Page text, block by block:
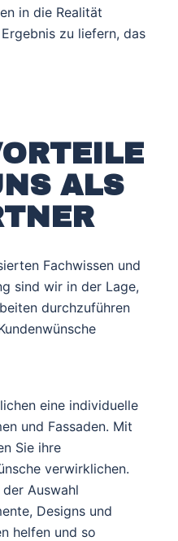
in die Realität
zu liefern, das
ALS
Fachwissen und
sind wir in der Lage,
durchzuführen
eine individuelle
und Fassaden. Mit
Sie ihre
verwirklichen.
Auswahl
Designs und
helfen und so